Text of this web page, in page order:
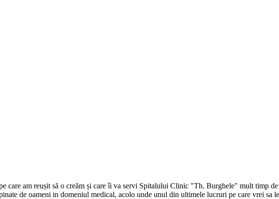
care am reușit să o creăm și care îi va servi Spitalului Clinic "Th. Burghele" mult timp
de oameni in domeniul medical, acolo unde unul din ultimele lucruri pe care vrei sa